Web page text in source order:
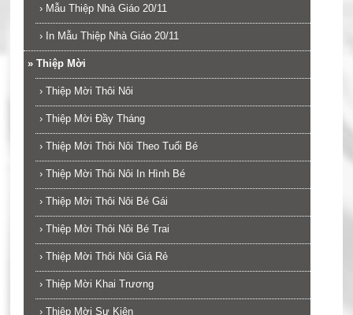
› Mẫu Thiệp Nhà Giáo 20/11
› In Mẫu Thiệp Nhà Giáo 20/11
» Thiệp Mời
› Thiệp Mời Thôi Nôi
› Thiệp Mời Đầy Tháng
› Thiệp Mời Thôi Nôi Theo Tuổi Bé
› Thiệp Mời Thôi Nôi In Hình Bé
› Thiệp Mời Thôi Nôi Bé Gái
› Thiệp Mời Thôi Nôi Bé Trai
› Thiệp Mời Thôi Nôi Giá Rẻ
› Thiệp Mời Khai Trương
› Thiệp Mời Sự Kiện